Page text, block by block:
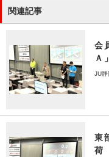
関連記事
会
Ａ
JU静
東
荷